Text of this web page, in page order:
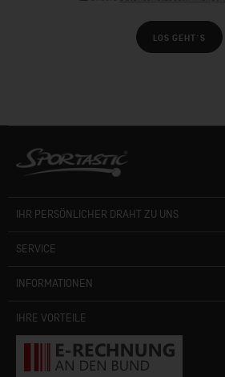
LOS GEHT´S
IHR PERSÖNLICHER DRAHT ZU UNS
SERVICE
INFORMATIONEN
IHRE VORTEILE